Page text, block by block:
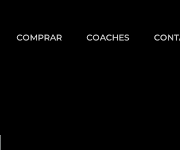
COMPRAR COACHES